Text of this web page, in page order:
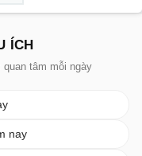
ÍCH
tâm mỗi ngày
nay